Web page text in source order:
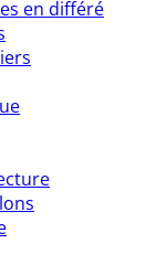
en différé